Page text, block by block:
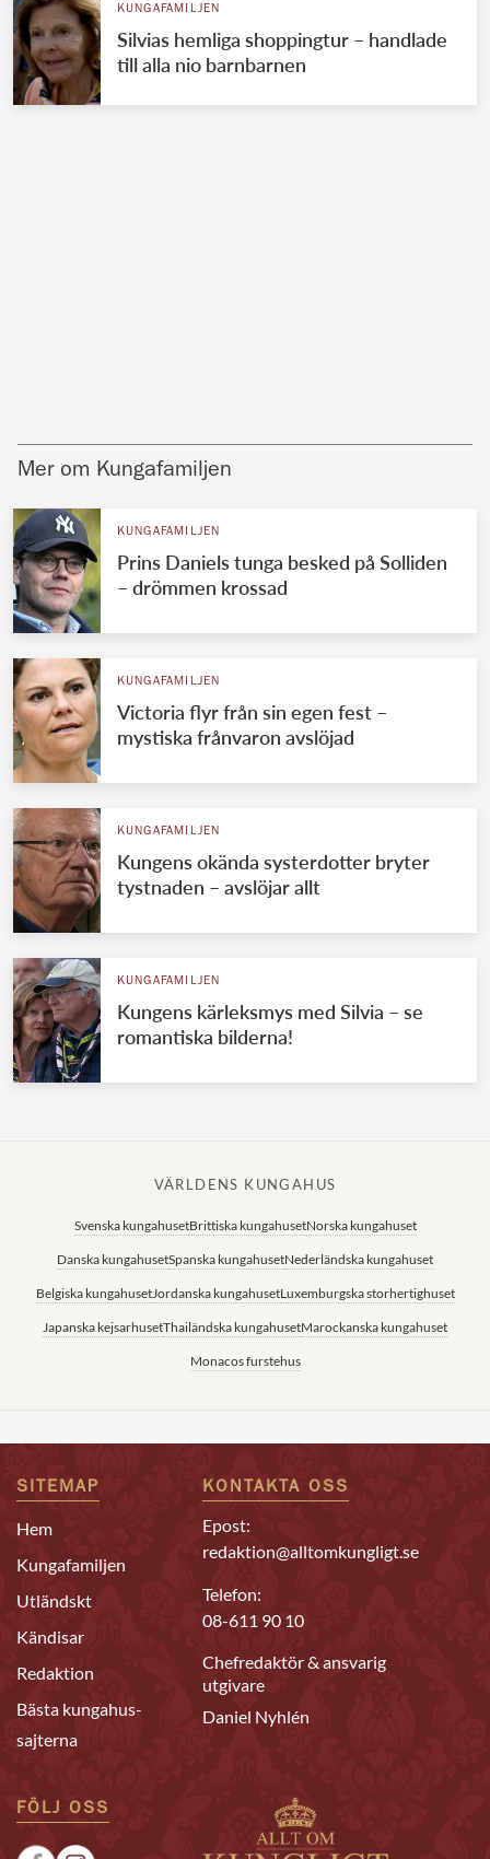
KUNGAFAMILJEN
Silvias hemliga shoppingtur – handlade
till alla nio barnbarnen
Mer om Kungafamiljen
KUNGAFAMILJEN
Prins Daniels tunga besked på Solliden
– drömmen krossad
KUNGAFAMILJEN
Victoria flyr från sin egen fest –
mystiska frånvaron avslöjad
KUNGAFAMILJEN
Kungens okända systerdotter bryter
tystnaden – avslöjar allt
KUNGAFAMILJEN
Kungens kärleksmys med Silvia – se
romantiska bilderna!
VÄRLDENS KUNGAHUS
Svenska kungahusetBrittiska kungahusetNorska kungahuset
Danska kungahusetSpanska kungahusetNederländska kungahuset
Belgiska kungahusetJordanska kungahusetLuxemburgska storhertighuset
Japanska kejsarhusetThailändska kungahusetMarockanska kungahuset
Monacos furstehus
SITEMAP
Hem
Kungafamiljen
Utländskt
Kändisar
Redaktion
Bästa kungahus-
sajterna
KONTAKTA OSS
Epost:
redaktion@alltomkungligt.se
Telefon:
08-611 90 10
Chefredaktör & ansvarig
utgivare
Daniel Nyhlén
FÖLJ OSS